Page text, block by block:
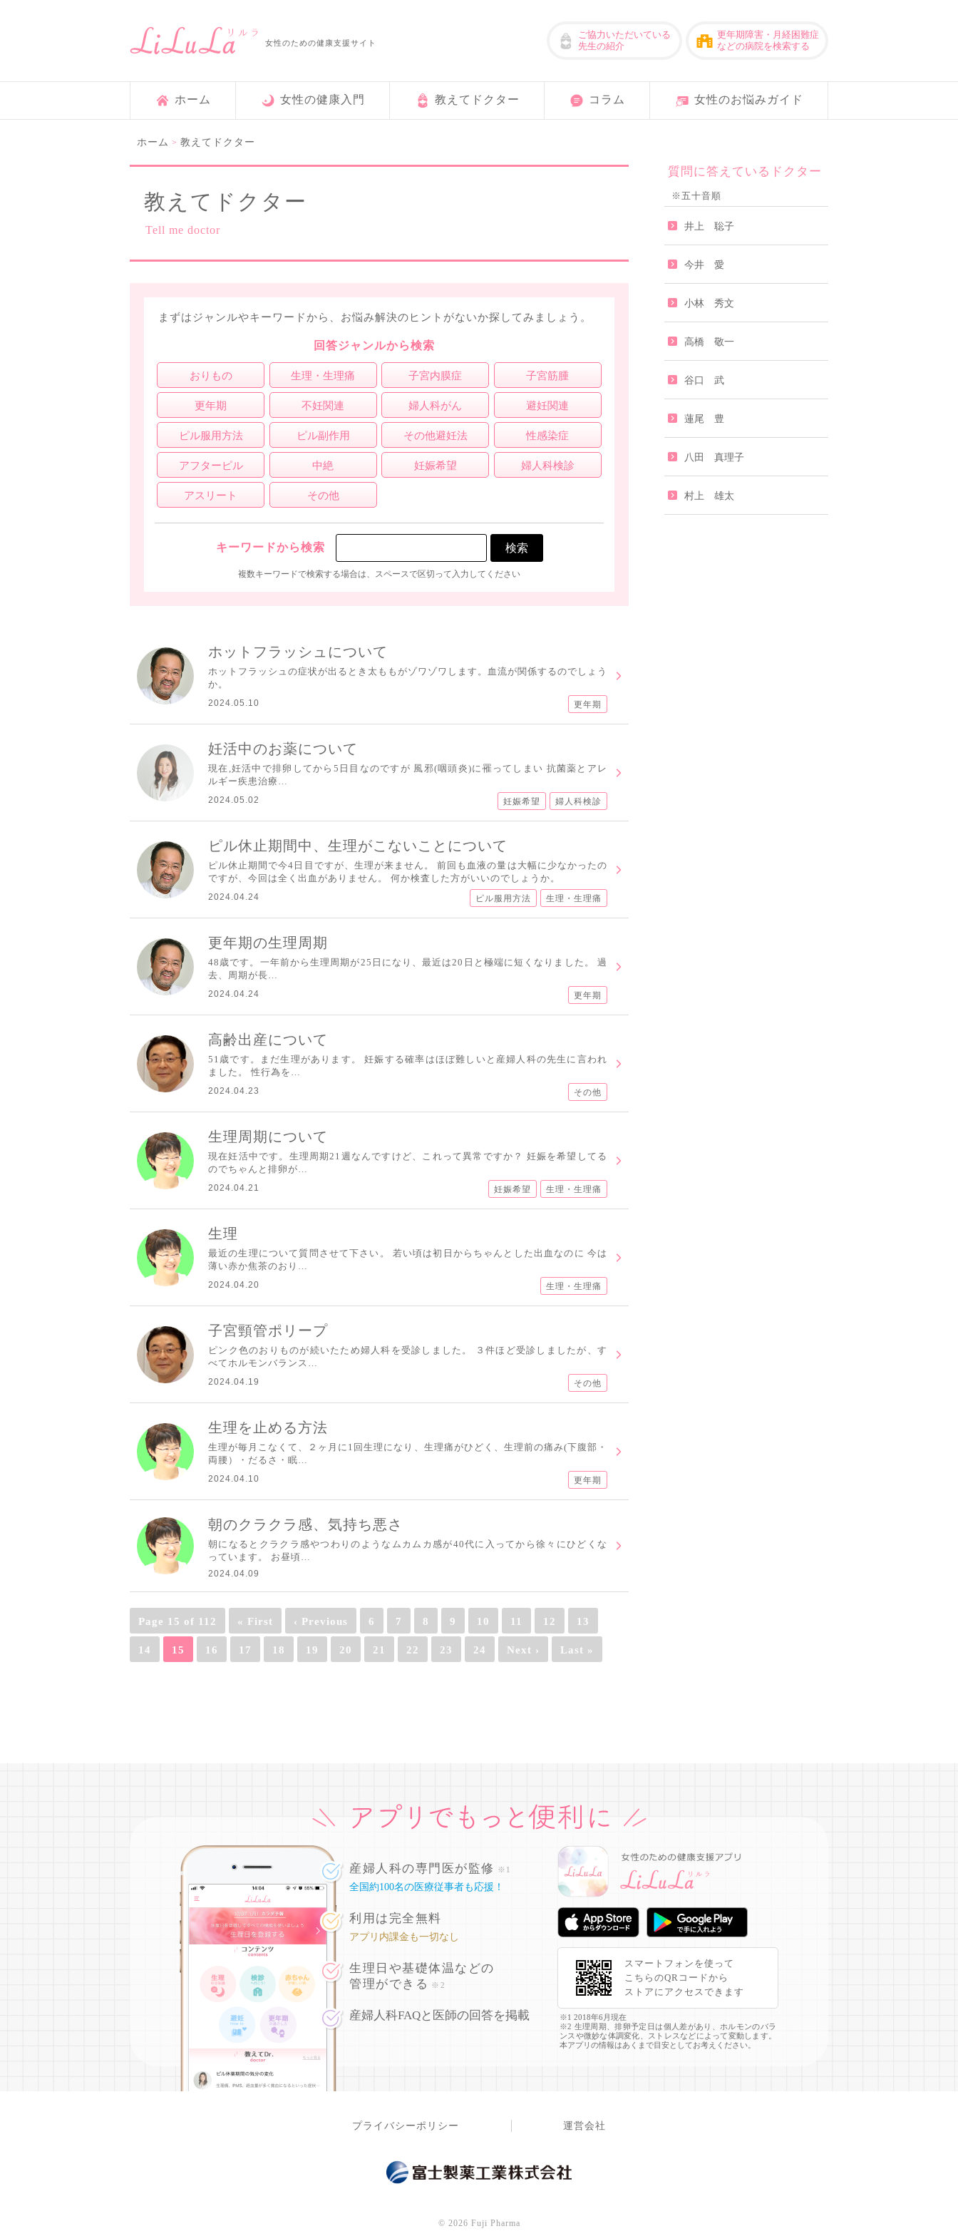
女性のための健康支援サイト
ご協力いただいている
先生の紹介
更年期障害・月経困難症
などの病院を検索する
ホーム 女性の健康入門 教えてドクター コラム 女性のお悩みガイド
ホーム > 教えてドクター
教えてドクター
Tell me doctor
まずはジャンルやキーワードから、お悩み解決のヒントがないか探してみましょう。
回答ジャンルから検索
おりもの 生理・生理痛 子宮内膜症 子宮筋腫
更年期 不妊関連 婦人科がん 避妊関連
ピル服用方法 ピル副作用 その他避妊法 性感染症
アフターピル 中絶 妊娠希望 婦人科検診
アスリート その他
キーワードから検索
複数キーワードで検索する場合は、スペースで区切って入力してください
ホットフラッシュについて
ホットフラッシュの症状が出るとき太ももがゾワゾワします。血流が関係するのでしょう
か。
2024.05.10 更年期
妊活中のお薬について
現在,妊活中で排卵してから5日目なのですが 風邪(咽頭炎)に罹ってしまい 抗菌薬とアレ
ルギー疾患治療…
2024.05.02 妊娠希望 婦人科検診
ピル休止期間中、生理がこないことについて
ピル休止期間で今4日目ですが、生理が来ません。 前回も血液の量は大幅に少なかったの
ですが、今回は全く出血がありません。 何か検査した方がいいのでしょうか。
2024.04.24 ピル服用方法 生理・生理痛
更年期の生理周期
48歳です。一年前から生理周期が25日になり、最近は20日と極端に短くなりました。 過
去、周期が長…
2024.04.24 更年期
高齢出産について
51歳です。まだ生理があります。 妊娠する確率はほぼ難しいと産婦人科の先生に言われ
ました。 性行為を…
2024.04.23 その他
生理周期について
現在妊活中です。生理周期21週なんですけど、これって異常ですか？ 妊娠を希望してる
のでちゃんと排卵が…
2024.04.21 妊娠希望 生理・生理痛
生理
最近の生理について質問させて下さい。 若い頃は初日からちゃんとした出血なのに 今は
薄い赤か焦茶のおり…
2024.04.20 生理・生理痛
子宮頸管ポリープ
ピンク色のおりものが続いたため婦人科を受診しました。 ３件ほど受診しましたが、す
べてホルモンバランス…
2024.04.19 その他
生理を止める方法
生理が毎月こなくて、２ヶ月に1回生理になり、生理痛がひどく、生理前の痛み(下腹部・
両腰）・だるさ・眠…
2024.04.10 更年期
朝のクラクラ感、気持ち悪さ
朝になるとクラクラ感やつわりのようなムカムカ感が40代に入ってから徐々にひどくな
っています。 お昼頃…
2024.04.09
Page 15 of 112 « First ‹ Previous 6 7 8 9 10 11 12 13
14 15 16 17 18 19 20 21 22 23 24 Next › Last »
質問に答えているドクター
※五十音順
井上 聡子
今井 愛
小林 秀文
高橋 敬一
谷口 武
蓮尾 豊
八田 真理子
村上 雄太
産婦人科の専門医が監修 ※1
全国約100名の医療従事者も応援！
利用は完全無料
アプリ内課金も一切なし
生理日や基礎体温などの
管理ができる
※2
産婦人科FAQと医師の回答を掲載
スマートフォンを使って
こちらのQRコードから
ストアにアクセスできます
※1 2018年6月現在
※2 生理周期、排卵予定日は個人差があり、ホルモンのバラ
ンスや微妙な体調変化、ストレスなどによって変動します。
本アプリの情報はあくまで目安としてお考えください。
プライバシーポリシー 運営会社
© 2026 Fuji Pharma